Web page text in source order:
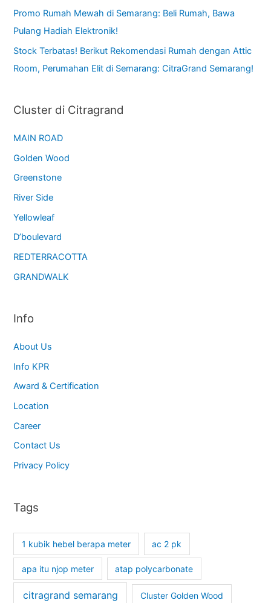
Promo Rumah Mewah di Semarang: Beli Rumah, Bawa
Pulang Hadiah Elektronik!
Stock Terbatas! Berikut Rekomendasi Rumah dengan Attic
Room, Perumahan Elit di Semarang: CitraGrand Semarang!
Cluster di Citragrand
MAIN ROAD
Golden Wood
Greenstone
River Side
Yellowleaf
D’boulevard
REDTERRACOTTA
GRANDWALK
Info
About Us
Info KPR
Award & Certification
Location
Career
Contact Us
Privacy Policy
Tags
1 kubik hebel berapa meter ac 2 pk
apa itu njop meter atap polycarbonate
citragrand semarang Cluster Golden Wood